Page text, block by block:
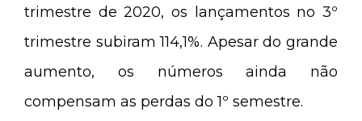
trimestre de 2020, os lançamentos no 3º
trimestre subiram 114,1%. Apesar do grande
aumento, os números ainda não
compensam as perdas do 1º semestre.